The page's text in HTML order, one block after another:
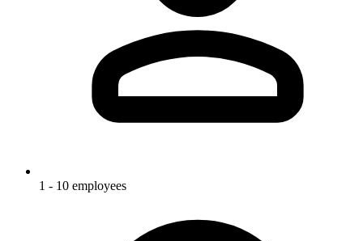
1 - 10 employees